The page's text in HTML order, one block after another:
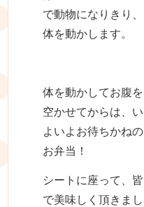
で動物になりきり、
体を動かします。
体を動かしてお腹を
空かせてからは、い
よいよお待ちかねの
お弁当！
シートに座って、皆
で美味しく頂きまし